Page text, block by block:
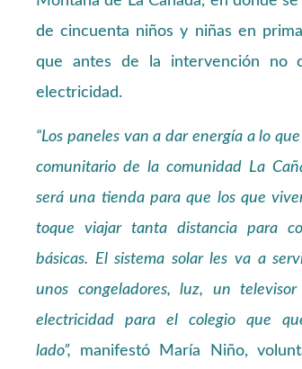
de cincuenta niños y niñas en
que antes de la intervención no
electricidad.
“Los paneles van a dar energía a lo
comunitario de la comunidad La
será una tienda para que los que
toque viajar tanta distancia para
básicas. El sistema solar les va a
unos congeladores, luz, un
electricidad para el colegio que
lado”, manifestó María Niño,